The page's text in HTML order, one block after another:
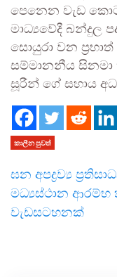
පෙනෙන වැඩ
මාධ්‍යවේදී බන්දුල
සොයුරා වන
සම්මානනීය
සූරීන් ගේ සහාය
කාලීන පුවත්
ඝන අපද්‍රව්‍ය
මධ්‍යස්ථාන ආරම්භ
වැඩසටහනක්